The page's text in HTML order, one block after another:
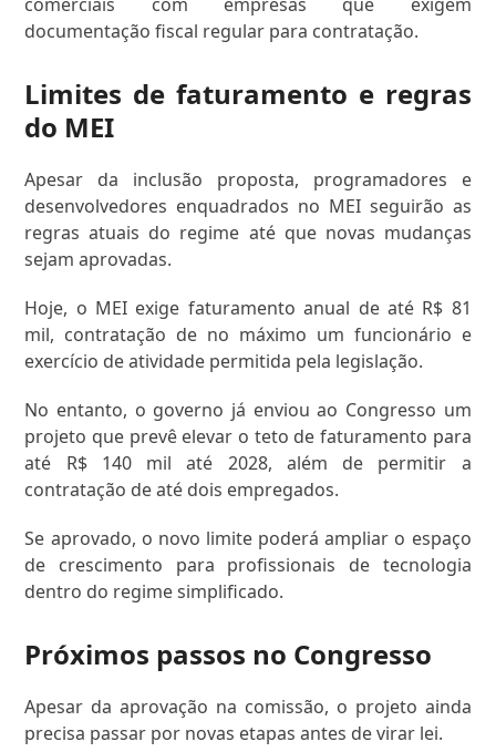
documentação fiscal regular para contratação.
Limites de faturamento e regras
do MEI
Apesar da inclusão proposta, programadores e
desenvolvedores enquadrados no MEI seguirão as
regras atuais do regime até que novas mudanças
sejam aprovadas.
Hoje, o MEI exige faturamento anual de até R$ 81
mil, contratação de no máximo um funcionário e
exercício de atividade permitida pela legislação.
No entanto, o governo já enviou ao Congresso um
projeto que prevê elevar o teto de faturamento para
até R$ 140 mil até 2028, além de permitir a
contratação de até dois empregados.
Se aprovado, o novo limite poderá ampliar o espaço
de crescimento para profissionais de tecnologia
dentro do regime simplificado.
Próximos passos no Congresso
Apesar da aprovação na comissão, o projeto ainda
precisa passar por novas etapas antes de virar lei.